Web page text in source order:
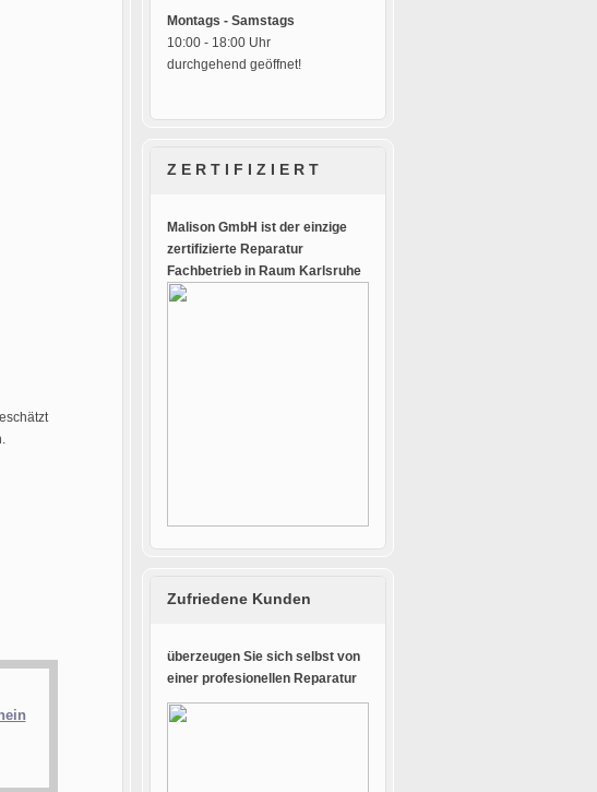
Montags - Samstags
10:00 - 18:00 Uhr
durchgehend geöffnet!
Z E R T I F I Z I E R T
Malison GmbH ist der einzige
zertifizierte Reparatur
Fachbetrieb in Raum Karlsruhe
Zufriedene Kunden
überzeugen Sie sich selbst von
einer profesionellen Reparatur